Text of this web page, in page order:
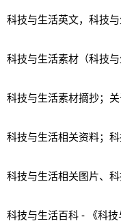
科技与生活英文，科技
科技与生活素材（科技
科技与生活素材摘抄；
科技与生活相关资料；
科技与生活相关图片、
科技与生活百科 - 《科技